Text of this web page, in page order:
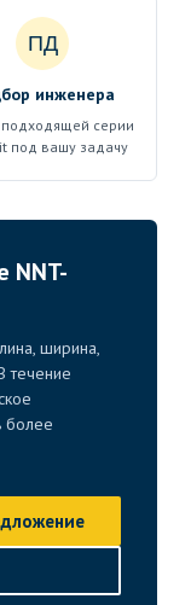
ПД
инженера
подходящей серии
под вашу задачу
NNT-
ширина,
течение
более